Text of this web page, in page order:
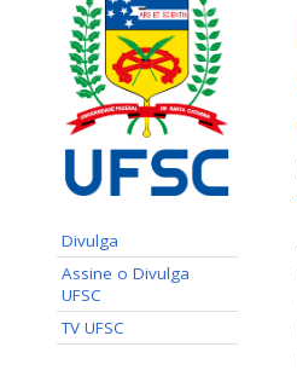
Divulga
Assine o Divulga
UFSC
TV UFSC